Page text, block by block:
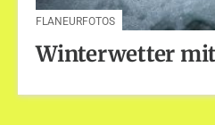
FLANEURFOTOS
Winterwetter